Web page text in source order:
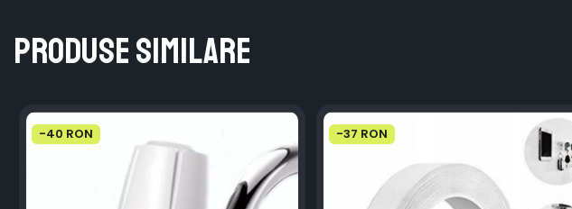
Produse similare
-40 RON -37 RON